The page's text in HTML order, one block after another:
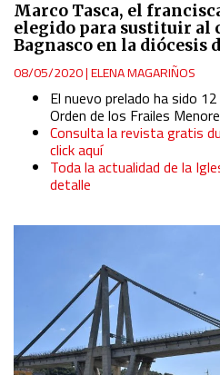
Marco Tasca, el
elegido para sustituir al
Bagnasco en la diócesis
08/05/2020|ELENA MAGARIÑOS
El nuevo prelado ha sido
Orden de los Frailes
Consulta la revista gratis
click aquí
Toda la actualidad de la
detalle